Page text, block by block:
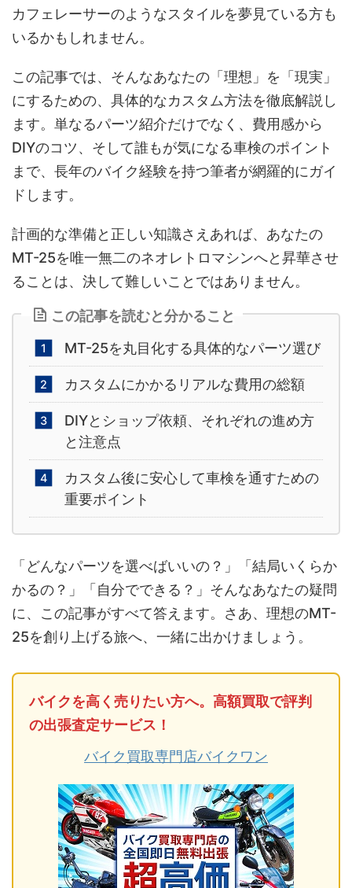
カフェレーサーのようなスタイルを夢見ている方も
いるかもしれません。
この記事では、そんなあなたの「理想」を「現実」
にするための、具体的なカスタム方法を徹底解説し
ます。単なるパーツ紹介だけでなく、費用感から
DIYのコツ、そして誰もが気になる車検のポイント
まで、長年のバイク経験を持つ筆者が網羅的にガイ
ドします。
計画的な準備と正しい知識さえあれば、あなたの
MT-25を唯一無二のネオレトロマシンへと昇華させ
ることは、決して難しいことではありません。
この記事を読むと分かること
MT-25を丸目化する具体的なパーツ選び
カスタムにかかるリアルな費用の総額
DIYとショップ依頼、それぞれの進め方
と注意点
カスタム後に安心して車検を通すための
重要ポイント
「どんなパーツを選べばいいの？」「結局いくらか
かるの？」「自分でできる？」そんなあなたの疑問
に、この記事がすべて答えます。さあ、理想のMT-
25を創り上げる旅へ、一緒に出かけましょう。
バイクを高く売りたい方へ。高額買取で評判
の出張査定サービス！
バイク買取専門店バイクワン